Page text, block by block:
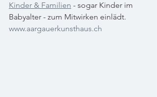
Kinder & Familien - sogar Kinder im
Babyalter - zum Mitwirken einlädt.
www.aargauerkunsthaus.ch